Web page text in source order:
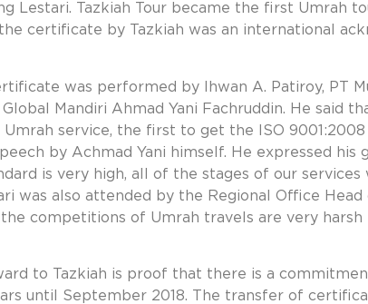
Lestari. Tazkiah Tour became the first
certificate by Tazkiah was an international
was performed by Ihwan A. Patiroy, PT
Global Mandiri Ahmad Yani Fachruddin. He
service, the first to get the ISO
by Achmad Yani himself. He expressed
is very high, all of the stages of our
was also attended by the Regional Office
competitions of Umrah travels are very
to Tazkiah is proof that there is a
until September 2018. The transfer of